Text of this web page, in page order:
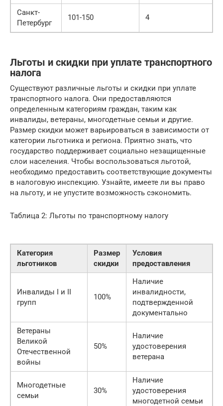
Санкт-
Петербург
101-150 4
Льготы и скидки при уплате транспортного
налога
Существуют различные льготы и скидки при уплате
транспортного налога. Они предоставляются
определенным категориям граждан, таким как
инвалиды, ветераны, многодетные семьи и другие.
Размер скидки может варьироваться в зависимости от
категории льготника и региона. Приятно знать, что
государство поддерживает социально незащищенные
слои населения. Чтобы воспользоваться льготой,
необходимо предоставить соответствующие документы
в налоговую инспекцию. Узнайте, имеете ли вы право
на льготу, и не упустите возможность сэкономить.
Таблица 2: Льготы по транспортному налогу
Категория
льготников
Размер
скидки
Условия
предоставления
Инвалиды I и II
групп
100%
Наличие
инвалидности,
подтвержденной
документально
Ветераны
Великой
Отечественной
войны
50%
Наличие
удостоверения
ветерана
Многодетные
семьи
30%
Наличие
удостоверения
многодетной семьи